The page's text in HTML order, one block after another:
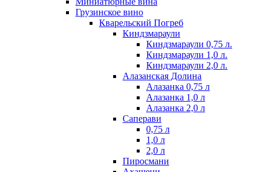
Грузинское вино
Кварельский Погреб
Киндзмараули
Киндзмараули 0,75 л.
Киндзмараули 1,0 л.
Киндзмараули 2,0 л.
Алазанская Долина
Алазанка 0,75 л
Алазанка 1,0 л
Алазанка 2,0 л
Саперави
0,75 л
1,0 л
2,0 л
Пиросмани